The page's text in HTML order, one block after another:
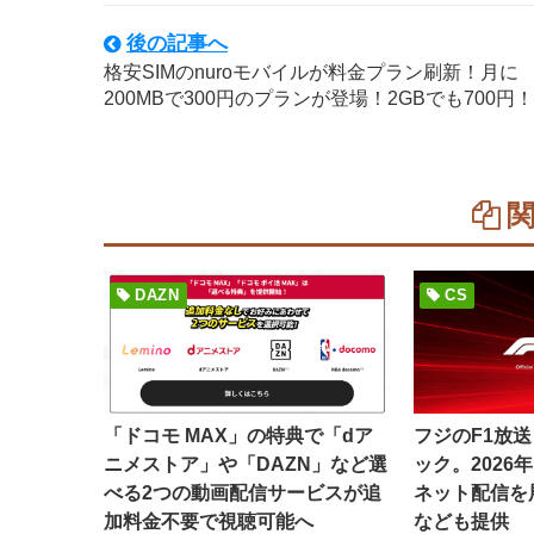
後の記事へ
格安SIMのnuroモバイルが料金プラン刷新！月に
200MBで300円のプランが登場！2GBでも700円！
DAZN
「ドコモ MAX」の特典で「dア
ニメストア」や「DAZN」など選
べる2つの動画配信サービスが追
加料金不要で視聴可能へ
CS
フジのF1放
ック。2026
ネット配信
なども提供